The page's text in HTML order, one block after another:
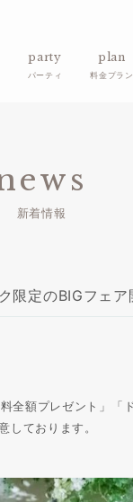
party
パーティ
plan
料金プラン
新着情報
限定のBIGフェア
全額プレゼント」「
しております。